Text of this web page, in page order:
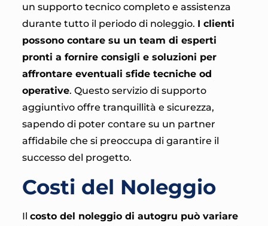
un supporto tecnico completo e assistenza
durante tutto il periodo di noleggio. I clienti
possono contare su un team di esperti
pronti a fornire consigli e soluzioni per
affrontare eventuali sfide tecniche od
operative. Questo servizio di supporto
aggiuntivo offre tranquillità e sicurezza,
sapendo di poter contare su un partner
affidabile che si preoccupa di garantire il
successo del progetto.
Costi del Noleggio
Il costo del noleggio di autogru può variare